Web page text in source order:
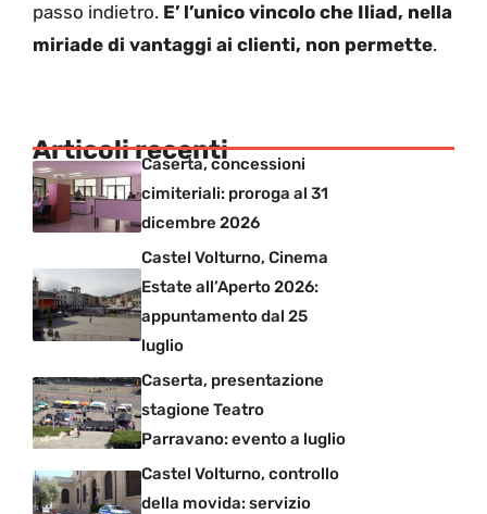
passo indietro. E’ l’unico vincolo che Iliad, nella
miriade di vantaggi ai clienti, non permette.
Articoli recenti
Caserta, concessioni
cimiteriali: proroga al 31
dicembre 2026
Castel Volturno, Cinema
Estate all’Aperto 2026:
appuntamento dal 25
luglio
Caserta, presentazione
stagione Teatro
Parravano: evento a luglio
Castel Volturno, controllo
della movida: servizio